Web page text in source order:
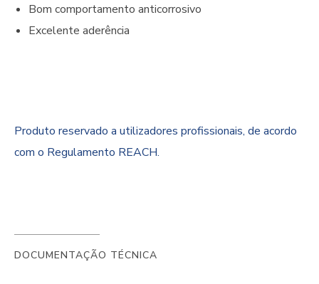
Bom comportamento anticorrosivo
Excelente aderência
Produto reservado a utilizadores profissionais, de acordo
com o Regulamento REACH.
DOCUMENTAÇÃO TÉCNICA